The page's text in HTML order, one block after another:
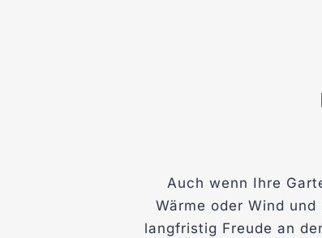
Auch wenn Ihre
Wärme oder Wind
langfristig Freude an